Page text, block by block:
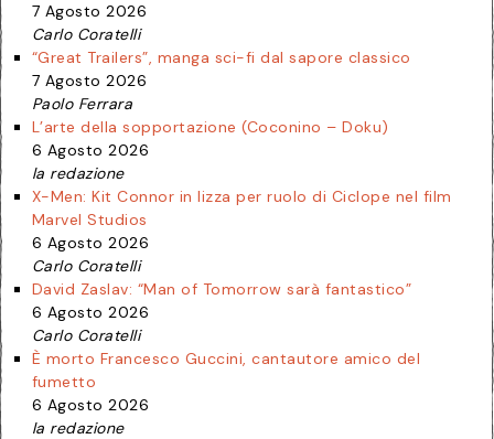
7 Agosto 2026
Carlo Coratelli
“Great Trailers”, manga sci-fi dal sapore classico
7 Agosto 2026
Paolo Ferrara
L’arte della sopportazione (Coconino – Doku)
6 Agosto 2026
la redazione
X-Men: Kit Connor in lizza per ruolo di Ciclope nel film
Marvel Studios
6 Agosto 2026
Carlo Coratelli
David Zaslav: “Man of Tomorrow sarà fantastico”
6 Agosto 2026
Carlo Coratelli
È morto Francesco Guccini, cantautore amico del
fumetto
6 Agosto 2026
la redazione